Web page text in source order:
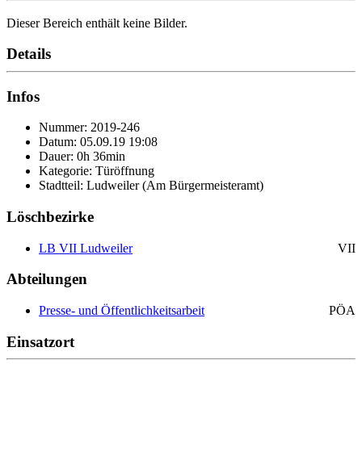
Dieser Bereich enthält keine Bilder.
Details
Infos
Nummer: 2019-246
Datum: 05.09.19 19:08
Dauer: 0h 36min
Kategorie: Türöffnung
Stadtteil: Ludweiler (Am Bürgermeisteramt)
Löschbezirke
LB VII Ludweiler VII
Abteilungen
Presse- und Öffentlichkeitsarbeit PÖA
Einsatzort